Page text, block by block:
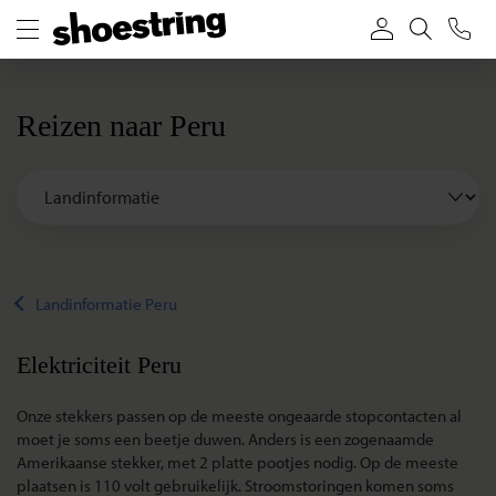
Reizen naar Peru
Landinformatie Peru
Elektriciteit Peru
Onze stekkers passen op de meeste ongeaarde stopcontacten al
moet je soms een beetje duwen. Anders is een zogenaamde
Amerikaanse stekker, met 2 platte pootjes nodig. Op de meeste
plaatsen is 110 volt gebruikelijk. Stroomstoringen komen soms